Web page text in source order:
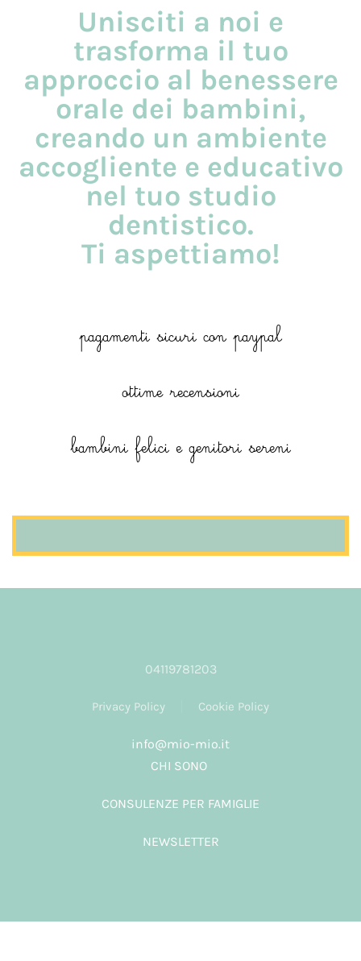
Unisciti a noi e
trasforma il tuo
approccio al benessere
orale dei bambini,
creando un ambiente
accogliente e educativo
nel tuo studio
dentistico.
Ti aspettiamo!
pagamenti sicuri con paypal
ottime recensioni
bambini felici e genitori sereni
04119781203
Privacy Policy Cookie Policy
info@mio-mio.it
CHI SONO
CONSULENZE PER FAMIGLIE
NEWSLETTER